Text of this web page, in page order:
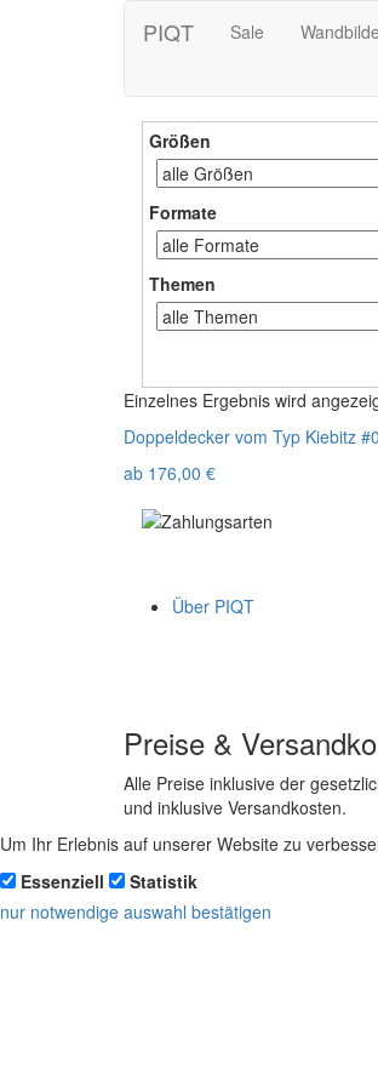
PIQT Sale
Größen
Formate
Themen
Einzelnes Ergebnis wird
Doppeldecker vom Typ Kiebitz
ab 176,00 €
Über PIQT
Preise &
Alle Preise inklusive der
und inklusive Versandkosten.
Um Ihr Erlebnis auf unserer Website zu
Essenziell
Statistik
nur notwendige auswahl bestätigen